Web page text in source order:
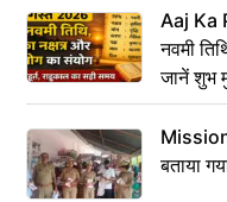
Aaj Ka
नवमी
जानें शुभ
बताया